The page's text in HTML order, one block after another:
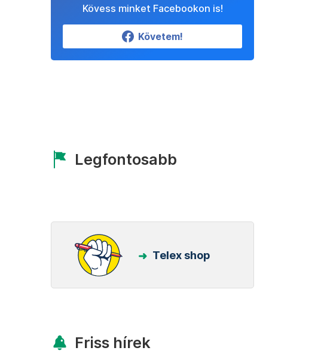
Kövess minket Facebookon is!
Követem!
Legfontosabb
Telex shop
Friss hírek